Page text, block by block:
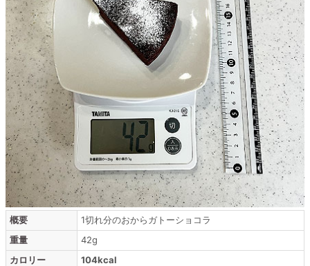
概要
1切れ分のおからガトーショコラ
重量
42g
カロリー
104kcal